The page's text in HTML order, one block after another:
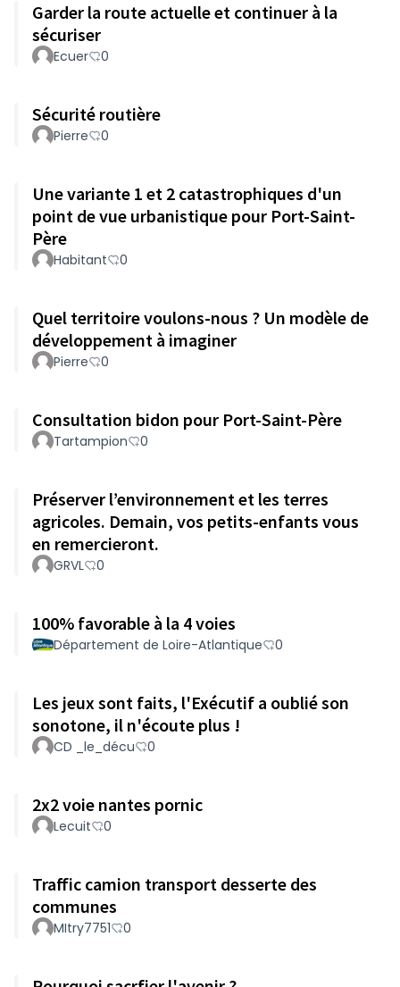
Garder la route actuelle et continuer à la
sécuriser
Ecuer 0
Sécurité routière
Pierre 0
Une variante 1 et 2 catastrophiques d'un
point de vue urbanistique pour Port-Saint-
Père
Habitant 0
Quel territoire voulons-nous ? Un modèle de
développement à imaginer
Pierre 0
Consultation bidon pour Port-Saint-Père
Tartampion 0
Préserver l’environnement et les terres
agricoles. Demain, vos petits-enfants vous
en remercieront.
GRVL 0
100% favorable à la 4 voies
Département de Loire-Atlantique 0
Les jeux sont faits, l'Exécutif a oublié son
sonotone, il n'écoute plus !
CD _le_décu 0
2x2 voie nantes pornic
Lecuit 0
Traffic camion transport desserte des
communes
MItry7751 0